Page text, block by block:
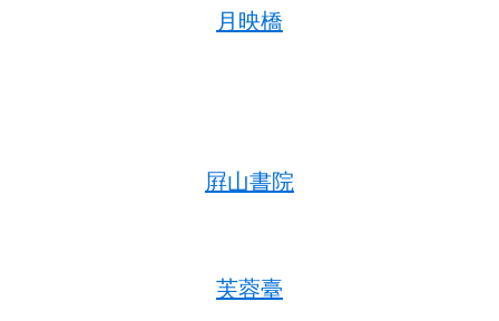
月映橋
屛山書院
芙蓉臺